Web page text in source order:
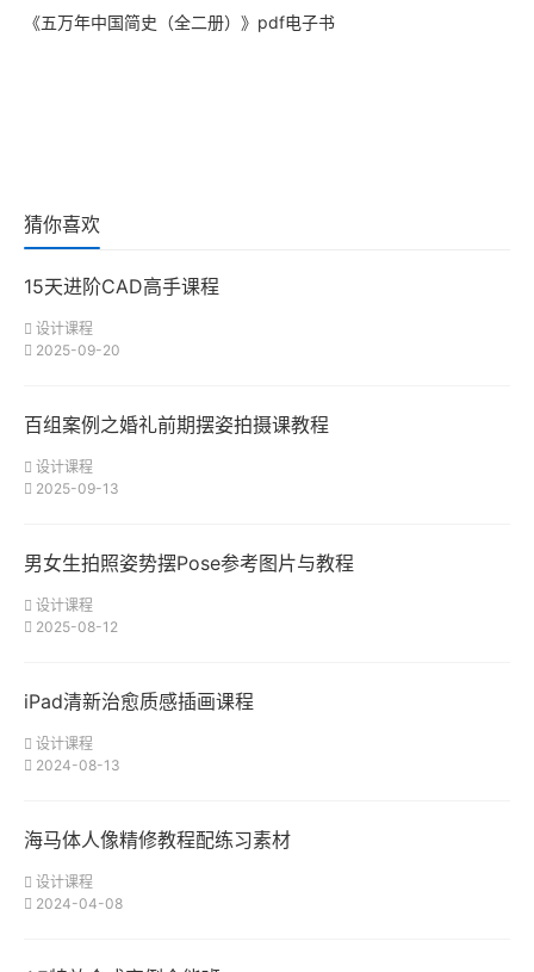
《五万年中国简史（全二册）》pdf电子书
猜你喜欢
15天进阶CAD高手课程
设计课程
2025-09-20
百组案例之婚礼前期摆姿拍摄课教程
设计课程
2025-09-13
男女生拍照姿势摆Pose参考图片与教程
设计课程
2025-08-12
iPad清新治愈质感插画课程
设计课程
2024-08-13
海马体人像精修教程配练习素材
设计课程
2024-04-08